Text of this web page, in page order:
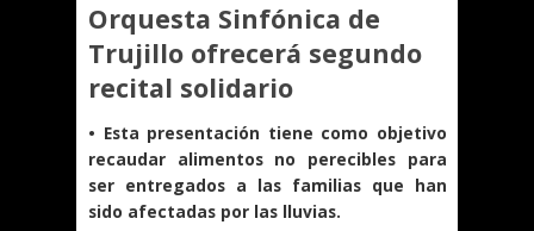
Orquesta Sinfónica de
Trujillo ofrecerá segundo
recital solidario
• Esta presentación tiene como objetivo
recaudar alimentos no perecibles para
ser entregados a las familias que han
sido afectadas por las lluvias.